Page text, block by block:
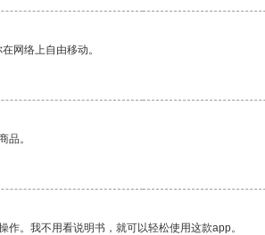
网络上自由移动。
品。
。我不用看说明书，就可以轻松使用这款app。